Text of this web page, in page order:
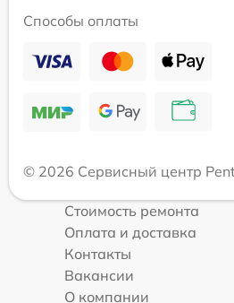
Способы оплаты
© 2026 Сервисный центр
Стоимость ремонта
Оплата и доставка
Контакты
Вакансии
О компании